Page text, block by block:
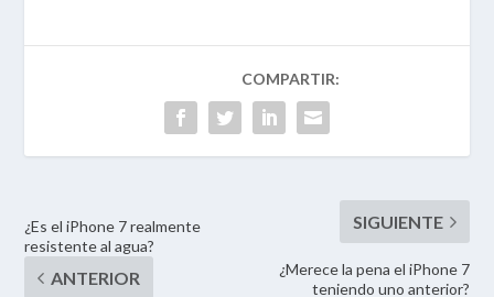
¿Es el iPhone 7 realmente
resistente al agua?
¿Merece la pena el iPhone 7
teniendo uno anterior?